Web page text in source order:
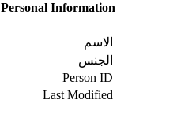
Personal Information
الاسم
الجنس
Person ID
Last Modified